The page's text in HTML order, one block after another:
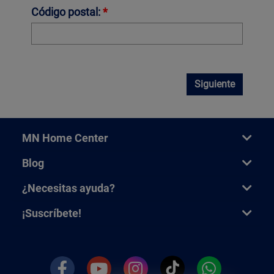
Código postal:*
Siguiente
MN Home Center
Blog
¿Necesitas ayuda?
¡Suscríbete!